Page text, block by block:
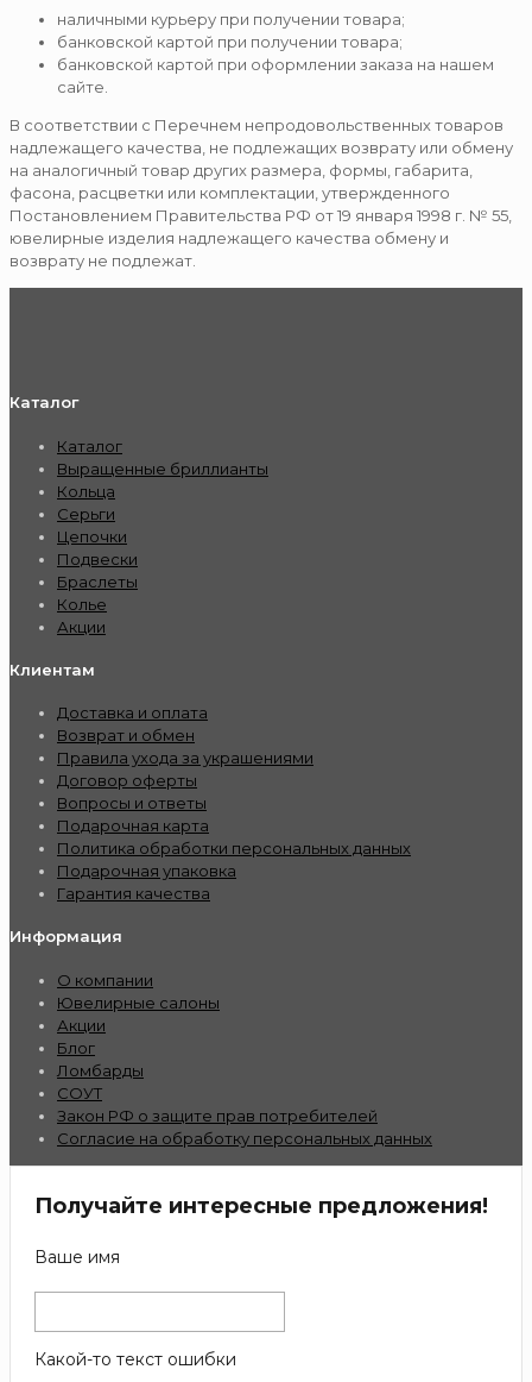
наличными курьеру при получении товара;
банковской картой при получении товара;
банковской картой при оформлении заказа на нашем
сайте.
В соответствии с Перечнем непродовольственных товаров
надлежащего качества, не подлежащих возврату или обмену
на аналогичный товар других размера, формы, габарита,
фасона, расцветки или комплектации, утвержденного
Постановлением Правительства РФ от 19 января 1998 г. № 55,
ювелирные изделия надлежащего качества обмену и
возврату не подлежат.
Каталог
Каталог
Выращенные бриллианты
Кольца
Серьги
Цепочки
Подвески
Браслеты
Колье
Акции
Клиентам
Доставка и оплата
Возврат и обмен
Правила ухода за украшениями
Договор оферты
Вопросы и ответы
Подарочная карта
Политика обработки персональных данных
Подарочная упаковка
Гарантия качества
Информация
О компании
Ювелирные салоны
Акции
Блог
Ломбарды
СОУТ
Закон РФ о защите прав потребителей
Согласие на обработку персональных данных
Получайте интересные предложения!
Ваше имя
Какой-то текст ошибки